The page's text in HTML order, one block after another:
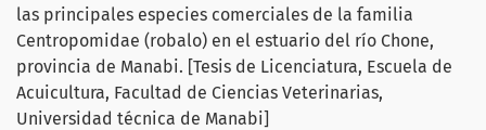
las principales especies comerciales de la familia
Centropomidae (robalo) en el estuario del río Chone,
provincia de Manabi. [Tesis de Licenciatura, Escuela de
Acuicultura, Facultad de Ciencias Veterinarias,
Universidad técnica de Manabi]